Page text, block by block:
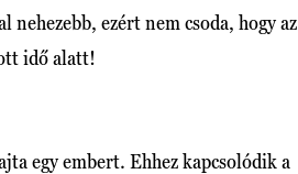
ezért nem csoda, hogy az
idő alatt!
egy embert. Ehhez kapcsolódik a